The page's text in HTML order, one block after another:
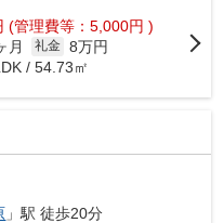
(管理費等：5,000円 )
月 礼金 8万円
/ 54.73㎡
」駅 徒歩20分